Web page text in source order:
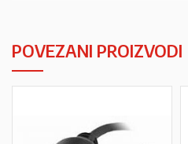
POVEZANI PROIZVODI